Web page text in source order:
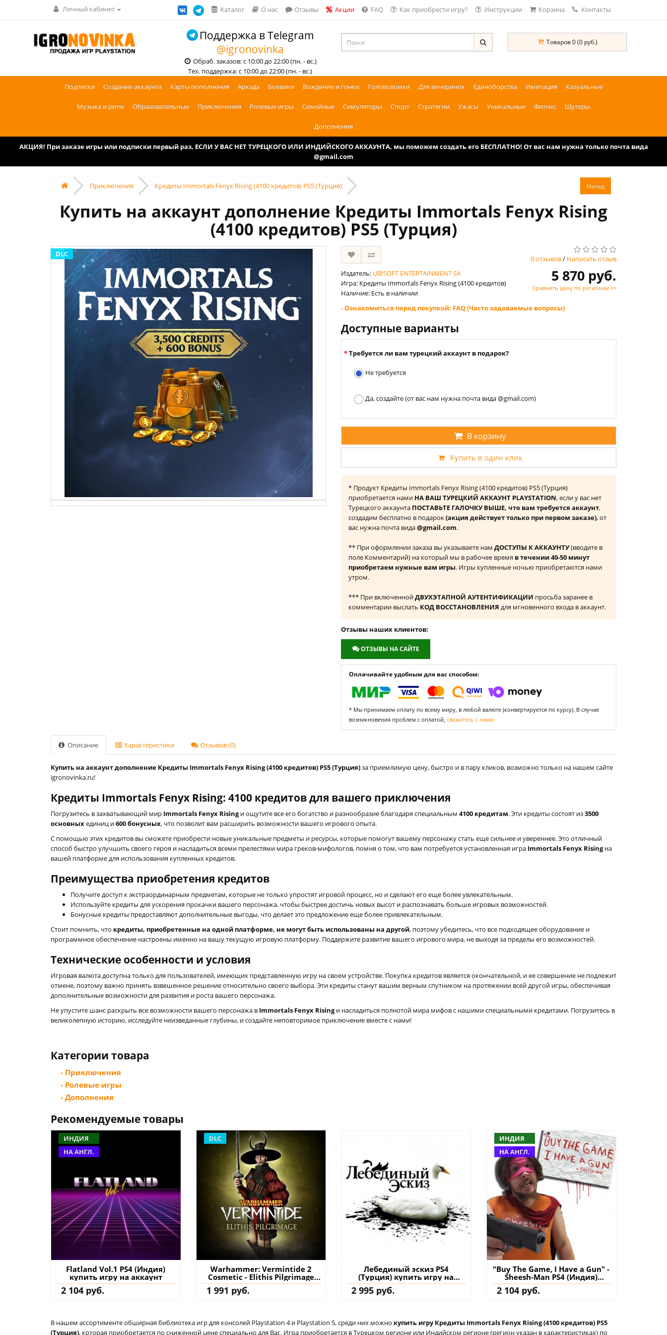
Личный кабинет Каталог О нас Отзывы Акции FAQ Как приобрести игру? Инструкции Корзина Контакты
Поддержка в Telegram
@igronovinka
Обраб. заказов: с 10:00 до 22:00 (пн. - вс.)
Тех. поддержка: с 10:00 до 22:00 (пн. - вс.)
Товаров 0 (0 руб.)
Подписки Создание аккаунта Карты пополнения Аркада Боевики Вождение и гонки Головоломки Для вечеринок Единоборства Имитация Казуальные
Музыка и ритм Образовательные Приключения Ролевые игры Семейные Симуляторы Спорт Стратегии Ужасы Уникальные Фитнес Шутеры
Дополнения
АКЦИЯ! При заказе игры или подписки первый раз, ЕСЛИ У ВАС НЕТ ТУРЕЦКОГО ИЛИ ИНДИЙСКОГО АККАУНТА, мы поможем создать его БЕСПЛАТНО! От вас нам нужна только почта вида
@gmail.com
Приключения Кредиты Immortals Fenyx Rising (4100 кредитов) PS5 (Турция)
Купить на аккаунт дополнение Кредиты Immortals Fenyx Rising
(4100 кредитов) PS5 (Турция)
DLC
0 отзывов/ Написать отзыв
Издатель: UBISOFT ENTERTAINMENT SA
Игра: Кредиты Immortals Fenyx Rising (4100 кредитов)
Наличие: Есть в наличии
5 870 руб.
Сравнить цену по регионам >>
- Ознакомиться перед покупкой: FAQ (Часто задаваемые вопросы)
Доступные варианты
Требуется ли вам турецкий аккаунт в подарок?
Не требуется
Да, создайте (от вас нам нужна почта вида @gmail.com)
В корзину
Купить в один клик
* Продукт Кредиты Immortals Fenyx Rising (4100 кредитов) PS5 (Турция)
приобретается нами НА ВАШ ТУРЕЦКИЙ АККАУНТ PLAYSTATION, если у вас нет
Турецкого аккаунта ПОСТАВЬТЕ ГАЛОЧКУ ВЫШЕ, что вам требуется аккаунт,
создадим бесплатно в подарок(акция действует только при первом заказе), от
вас нужна почта вида@gmail.com.
** При оформлении заказа вы указываете нам ДОСТУПЫ К АККАУНТУ(вводите в
поле Комментарий) на который мы в рабочее время в течении 40-50 минут
приобретаем нужные вам игры. Игры купленные ночью приобретаются нами
утром.
*** При включеннойДВУХЭТАПНОЙ АУТЕНТИФИКАЦИИ просьба заранее в
комментарии выслать КОД ВОССТАНОВЛЕНИЯ для мгновенного входа в аккаунт.
Отзывы наших клиентов:
ОТЗЫВЫ НА САЙТЕ
Оплачивайте удобным для вас способом:
* Мы принимаем оплату по всему миру, в любой валюте (конвертируется по курсу). В случае
возникновения проблем с оплатой, свяжитесь с нами.
Описание Характеристики Отзывов (0)
Купить на аккаунт дополнение Кредиты Immortals Fenyx Rising (4100 кредитов) PS5 (Турция)за приемлимую цену, быстро и в пару кликов, возможно только на нашем сайте
igronovinka.ru!
Кредиты Immortals Fenyx Rising: 4100 кредитов для вашего приключения
Погрузитесь в захватывающий мир Immortals Fenyx Risingи ощутите все его богатство и разнообразие благодаря специальным 4100 кредитам. Эти кредиты состоят из3500
основныхединиц и600 бонусных, что позволит вам расширить возможности вашего игрового опыта.
С помощью этих кредитов вы сможете приобрести новые уникальные предметы и ресурсы, которые помогут вашему персонажу стать еще сильнее и увереннее. Это отличный
способ быстро улучшить своего героя и насладиться всеми прелестями мира греков-мифологов, помня о том, что вам потребуется установленная игра Immortals Fenyx Risingна
вашей платформе для использования купленных кредитов.
Преимущества приобретения кредитов
Получите доступ к экстраординарным предметам, которые не только упростят игровой процесс, но и сделают его еще более увлекательным.
Используйте кредиты для ускорения прокачки вашего персонажа, чтобы быстрее достичь новых высот и распознавать больше игровых возможностей.
Бонусные кредиты предоставляют дополнительные выгоды, что делает это предложение еще более привлекательным.
Стоит помнить, что кредиты, приобретенные на одной платформе, не могут быть использованы на другой, поэтому убедитесь, что все подходящее оборудование и
программное обеспечение настроены именно на вашу текущую игровую платформу. Поддержите развитие вашего игрового мира, не выходя за пределы его возможностей.
Технические особенности и условия
Игровая валюта доступна только для пользователей, имеющих представленную игру на своем устройстве. Покупка кредитов является окончательной, и ее совершение не подлежит
отмене, поэтому важно принять взвешенное решение относительно своего выбора. Эти кредиты станут вашим верным спутником на протяжении всей другой игры, обеспечивая
дополнительные возможности для развития и роста вашего персонажа.
Не упустите шанс раскрыть все возможности вашего персонажа в Immortals Fenyx Risingи насладиться полнотой мира мифов с нашими специальными кредитами. Погрузитесь в
великолепную историю, исследуйте неизведанные глубины, и создайте неповторимое приключение вместе с нами!
Категории товара
- Приключения
- Ролевые игры
- Дополнения
Рекомендуемые товары
ИНДИЯ
НА АНГЛ.
Flatland Vol.1 PS4 (Индия)
купить игру на аккаунт
2 104 руб.
DLC
Warhammer: Vermintide 2
Cosmetic - Elithis Pilgrimage
PS4 (Турция) купить
дополнение на аккаунт
1 991 руб.
Лебединый эскиз PS4
(Турция) купить игру на
аккаунт
2 995 руб.
ИНДИЯ
НА АНГЛ.
"Buy The Game, I Have a Gun" -
Sheesh-Man PS4 (Индия)
купить игру на аккаунт
2 104 руб.
В нашем ассортименте обширная библиотека игр для консолей Playstation 4 и Playstation 5, среди них можно купить игру Кредиты Immortals Fenyx Rising (4100 кредитов) PS5
(Турция), которая приобретается по сниженной цене специально для Вас. Игра приобретается в Турецком регионе или Индийском регионе (регион указан в характеристиках) по